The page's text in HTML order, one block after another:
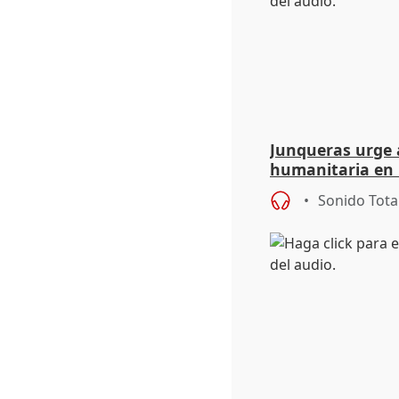
Junqueras urge
humanitaria en
responsabilidad
Sonido